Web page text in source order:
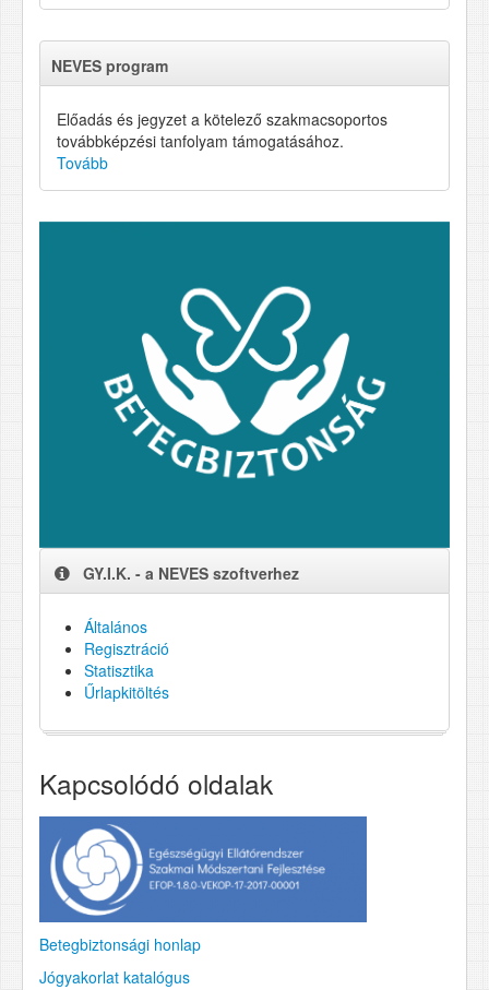
NEVES program
Előadás és jegyzet a kötelező szakmacsoportos
továbbképzési tanfolyam támogatásához.
Tovább
GY.I.K. - a NEVES szoftverhez
Általános
Regisztráció
Statisztika
Űrlapkitöltés
Kapcsolódó oldalak
Betegbiztonsági honlap
Jógyakorlat katalógus